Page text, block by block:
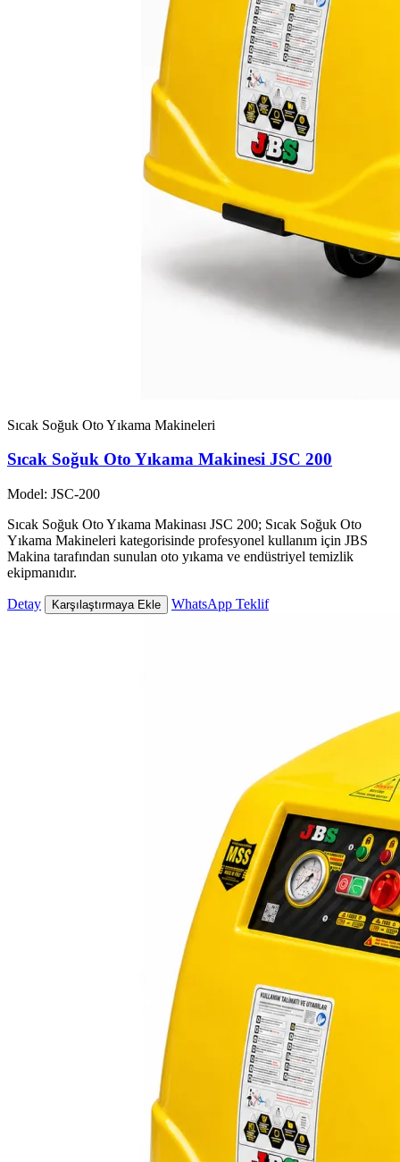
Sıcak Soğuk Oto Yıkama Makineleri
Sıcak Soğuk Oto Yıkama Makinesi JSC 200
Model: JSC-200
Sıcak Soğuk Oto Yıkama Makinası JSC 200; Sıcak Soğuk Oto
Yıkama Makineleri kategorisinde profesyonel kullanım için JBS
Makina tarafından sunulan oto yıkama ve endüstriyel temizlik
ekipmanıdır.
Detay Karşılaştırmaya Ekle WhatsApp Teklif